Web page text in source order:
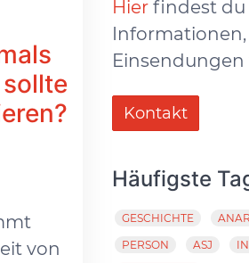
von
Hier findest du
Informationen,
Einsendungen
Kontakt
Häufigste
GESCHICHTE
PERSON
ASJ